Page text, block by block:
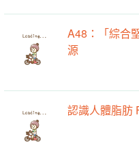
A48：「綜合
源
認識人體脂肪